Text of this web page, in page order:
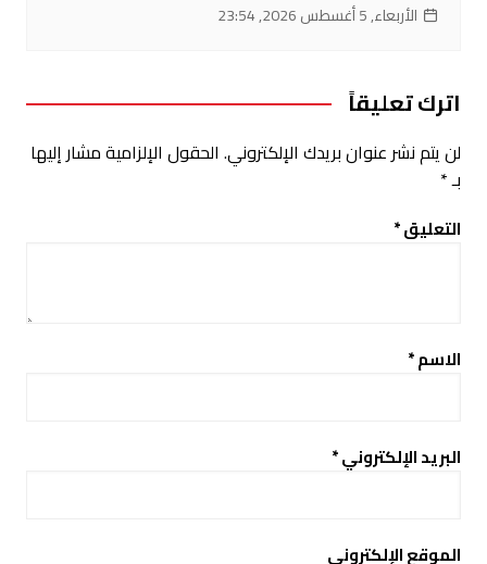
الأربعاء, 5 أغسطس 2026, 23:54
اترك تعليقاً
لن يتم نشر عنوان بريدك الإلكتروني. الحقول الإلزامية مشار إليها
بـ*
التعليق*
الاسم*
البريد الإلكتروني*
الموقع الإلكتروني